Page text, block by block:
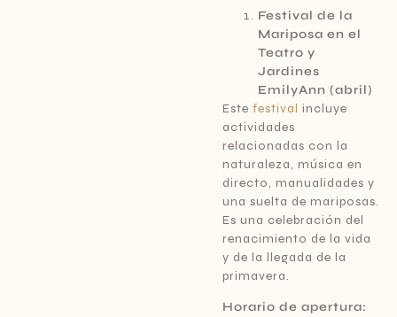
Festival de la
Mariposa en el
Teatro y
Jardines
EmilyAnn (abril)
Este festival incluye
actividades
relacionadas con la
naturaleza, música en
directo, manualidades y
una suelta de mariposas.
Es una celebración del
renacimiento de la vida
y de la llegada de la
primavera.
Horario de apertura: